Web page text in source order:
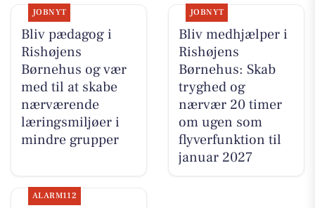
JOBNYT
Bliv pædagog i
Rishøjens
Børnehus og vær
med til at skabe
nærværende
læringsmiljøer i
mindre grupper
JOBNYT
Bliv medhjælper i
Rishøjens
Børnehus: Skab
tryghed og
nærvær 20 timer
om ugen som
flyverfunktion til
januar 2027
ALARM112